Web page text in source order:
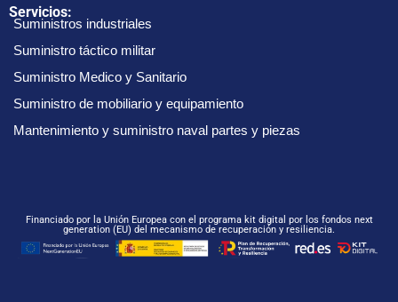
Servicios:
Suministros industriales
Suministro táctico militar
Suministro Medico y Sanitario
Suministro de mobiliario y equipamiento
Mantenimiento y suministro naval partes y piezas
Financiado por la Unión Europea con el programa kit digital por los fondos next
generation (EU) del mecanismo de recuperación y resiliencia.